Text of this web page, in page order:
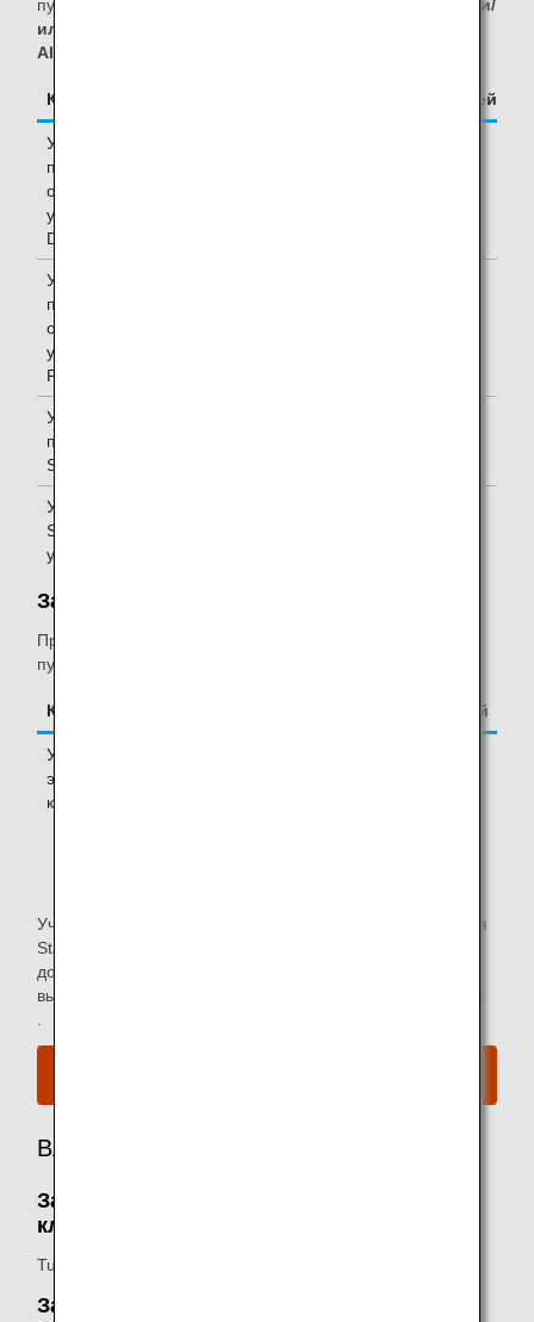
путешествующим рейсами, выполняемыми
ANA Group и/
или авиакомпаниями - участниками альянса Star
Alliance
Класс/Статус Количество сопровождающих гостей
Участники
программы
обслуживания
уровня
Diamond
Участники
программы
обслуживания
уровня
Platinum
Участники
программы
Super Flyers
Участники
Star Alliance
уровня Gold
Зал ожидания iGA Pop Up Lounge:
Приведенная ниже таблица относится к пассажирам,
путешествующим
Класс Количество сопровождающих гостей
Улучшенный
эконом-
класс
Участники программы доступа в платные залы ожидания
Star Alliance могут ознакомиться с информацией о
доступе в зал ожидания аэропорта для рейсов,
выполняемых ANA Group, на
Владелец
Зал ожидания для пассажиров бизнес-
класса Turkish Airlines:
Turkish Airlines
Зал ожидания Turkish Airlines Lounge